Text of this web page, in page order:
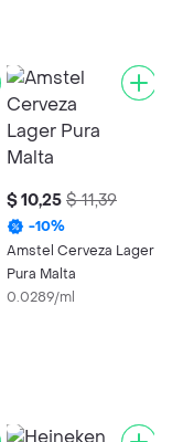
$ 10,25 $ 11,39
-10%
Amstel Cerveza Lager
Pura Malta
0.0289/ml